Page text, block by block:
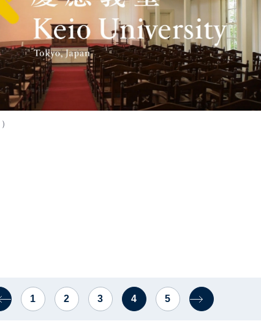
）
1 2 3 4 5